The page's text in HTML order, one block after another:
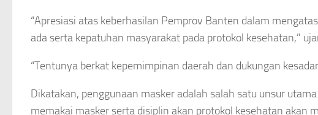
“Apresiasi atas keberhasilan Pemprov Banten dalam
ada serta kepatuhan masyarakat pada protokol kesehatan,”
“Tentunya berkat kepemimpinan daerah dan dukungan
Dikatakan, penggunaan masker adalah salah satu unsur
memakai masker serta disiplin akan protokol kesehatan akan